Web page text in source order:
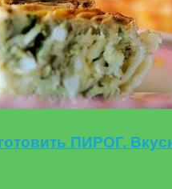
ПИРОГ.